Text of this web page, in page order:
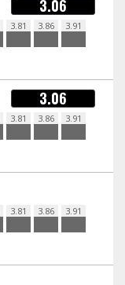
3.06
3.81 3.86 3.91
3.06
3.81 3.86 3.91
3.81 3.86 3.91